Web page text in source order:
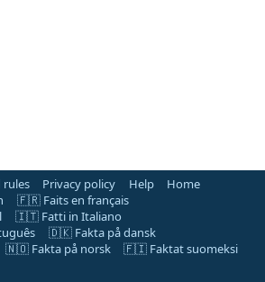
rules Privacy policy Help
Home
🇫🇷 Faits en français
🇮🇹 Fatti in Italiano
🇩🇰 Fakta på dansk
🇳🇴 Fakta på norsk
🇫🇮 Faktat suomeksi